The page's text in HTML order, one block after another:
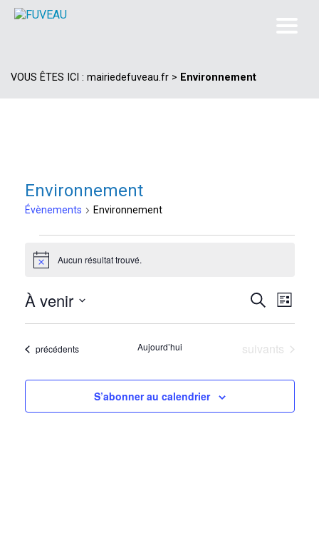
VOUS ÊTES ICI : mairiedefuveau.fr > Environnement
Environnement
Évènements Environnement
Évènements
Notice Aucun résultat trouvé.
et
Recherche
Liste
À venir
date.Évènements
précédents Aujourd’hui Évènements
suivants
S’abonner au calendrier